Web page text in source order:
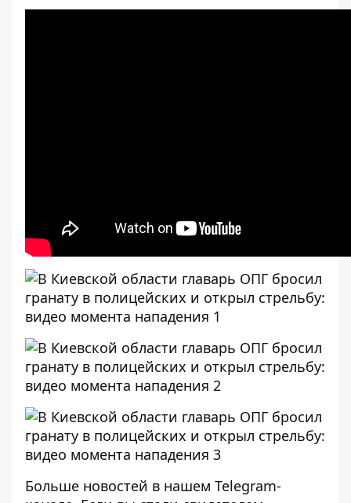
Больше новостей в нашем Telegram-